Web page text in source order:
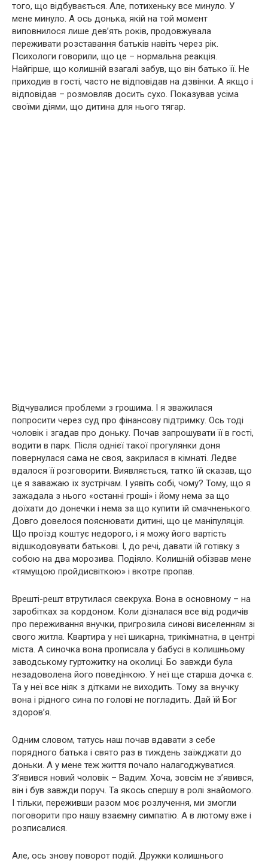
того, що відбувається. Але, потихеньку все минуло. У
мене минуло. А ось донька, якій на той момент
виповнилося лише дев’ять років, продовжувала
переживати розставання батьків навіть через рік.
Психологи говорили, що це – нормальна реакція.
Найгірше, що колишній взагалі забув, що він батько її. Не
приходив в гості, часто не відповідав на дзвінки. А якщо і
відповідав – розмовляв досить сухо. Показував усіма
своїми діями, що дитина для нього тягар.
Відчувалися проблеми з грошима. І я зважилася
попросити через суд про фінансову підтримку. Ось тоді
чоловік і згадав про доньку. Почав запрошувати її в гості,
водити в парк. Після однієї такої прогулянки доня
повернулася сама не своя, закрилася в кімнаті. Ледве
вдалося її розговорити. Виявляється, татко їй сказав, що
це я заважаю їх зустрічам. І уявіть собі, чому? Тому, що я
зажадала з нього «останні гроші» і йому нема за що
доїхати до донечки і нема за що купити їй смачненького.
Довго довелося пояснювати дитині, що це маніпуляція.
Що проїзд коштує недорого, і я можу його вартість
відшкодовувати батькові. І, до речі, давати їй готівку з
собою на два морозива. Подіяло. Колишній обізвав мене
«тямущою пройдисвіткою» і вкотре пропав.
Врешті-решт втрутилася свекруха. Вона в основному – на
заробітках за кордоном. Коли дізналася все від родичів
про переживання внучки, пригрозила синові виселенням зі
свого житла. Квартира у неї шикарна, трикімнатна, в центрі
міста. А синочка вона прописала у бабусі в колишньому
заводському гуртожитку на околиці. Бо завжди була
незадоволена його поведінкою. У неї ще старша дочка є.
Та у неї все ніяк з дітками не виходить. Тому за внучку
вона і рідного сина по голові не погладить. Дай їй Бог
здоров’я.
Одним словом, татусь наш почав вдавати з себе
порядного батька і свято раз в тиждень заїжджати до
доньки. А у мене теж життя почало налагоджуватися.
З’явився новий чоловік – Вадим. Хоча, зовсім не з’явився,
він і був завжди поруч. Та якось спершу в ролі знайомого.
І тільки, переживши разом моє розлучення, ми змогли
поговорити про нашу взаємну симпатію. А в лютому вже і
розписалися.
Але, ось знову поворот подій. Дружки колишнього